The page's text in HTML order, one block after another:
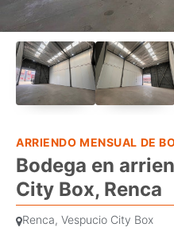
ARRIENDO MENSUAL DE
Bodega en
City Box, Renca
Renca, Vespucio City Box